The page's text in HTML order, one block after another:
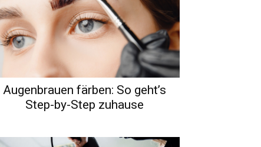
Augenbrauen färben: So geht’s
Step-by-Step zuhause